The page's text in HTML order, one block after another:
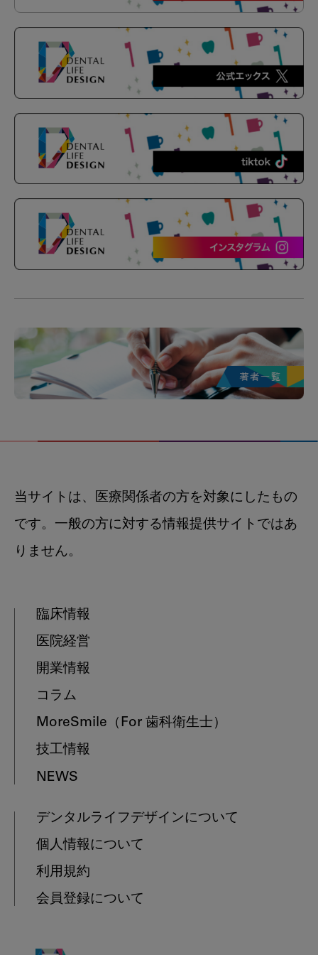
当サイトは、医療関係者の方を対象にしたもの
です。一般の方に対する情報提供サイトではあ
りません。
臨床情報
医院経営
開業情報
コラム
MoreSmile （For 歯科衛生士）
技工情報
NEWS
デンタルライフデザインについて
個人情報について
利用規約
会員登録について